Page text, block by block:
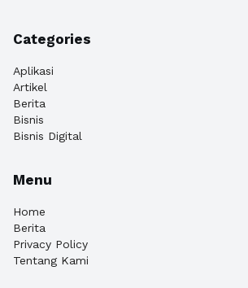
Categories
Aplikasi
Artikel
Berita
Bisnis
Bisnis Digital
Menu
Home
Berita
Privacy Policy
Tentang Kami